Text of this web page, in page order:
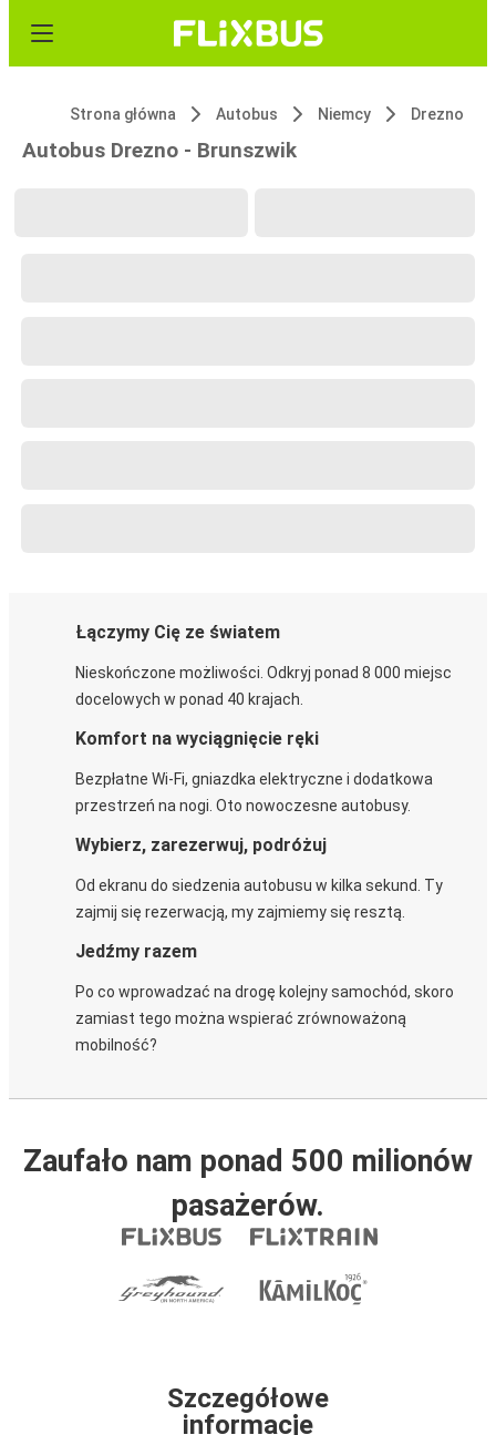
Strona główna Autobus Niemcy Drezno
Autobus Drezno - Brunszwik
Łączymy Cię ze światem
Nieskończone możliwości. Odkryj ponad 8 000 miejsc
docelowych w ponad 40 krajach.
Komfort na wyciągnięcie ręki
Bezpłatne Wi-Fi, gniazdka elektryczne i dodatkowa
przestrzeń na nogi. Oto nowoczesne autobusy.
Wybierz, zarezerwuj, podróżuj
Od ekranu do siedzenia autobusu w kilka sekund. Ty
zajmij się rezerwacją, my zajmiemy się resztą.
Jedźmy razem
Po co wprowadzać na drogę kolejny samochód, skoro
zamiast tego można wspierać zrównoważoną
mobilność?
Zaufało nam ponad 500 milionów
pasażerów.
Szczegółowe
informacje